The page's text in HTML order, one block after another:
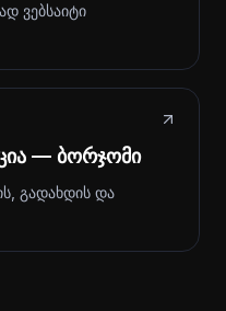
ვებსაიტი
— ბორჯომი
გადახდის და